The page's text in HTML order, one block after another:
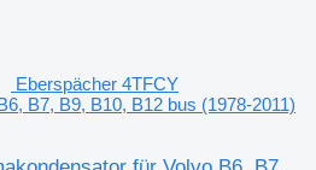
Eberspächer 4TFCY
B7, B9, B10, B12 bus (1978-2011)